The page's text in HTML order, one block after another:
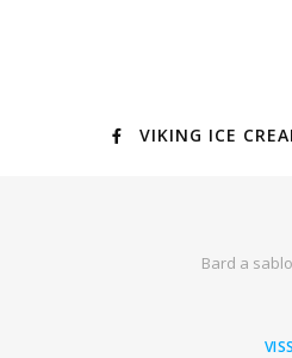
VIKING ICE
Bard a